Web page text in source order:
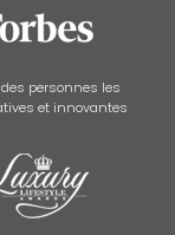
des personnes les
et innovantes